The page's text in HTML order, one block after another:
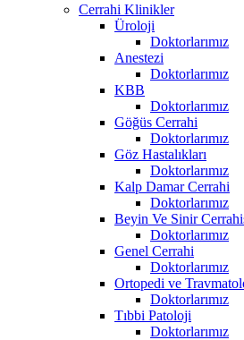
Cerrahi Klinikler
Üroloji
Doktorlarımız
Anestezi
Doktorlarımız
KBB
Doktorlarımız
Göğüs Cerrahi
Doktorlarımız
Göz Hastalıkları
Doktorlarımız
Kalp Damar Cerrahi
Doktorlarımız
Beyin Ve Sinir
Doktorlarımız
Genel Cerrahi
Doktorlarımız
Ortopedi ve
Doktorlarımız
Tıbbi Patoloji
Doktorlarımız